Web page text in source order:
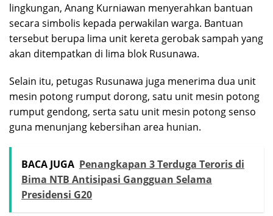
lingkungan, Anang Kurniawan menyerahkan bantuan
secara simbolis kepada perwakilan warga. Bantuan
tersebut berupa lima unit kereta gerobak sampah yang
akan ditempatkan di lima blok Rusunawa.
Selain itu, petugas Rusunawa juga menerima dua unit
mesin potong rumput dorong, satu unit mesin potong
rumput gendong, serta satu unit mesin potong senso
guna menunjang kebersihan area hunian.
BACA JUGA Penangkapan 3 Terduga Teroris di
Bima NTB Antisipasi Gangguan Selama
Presidensi G20